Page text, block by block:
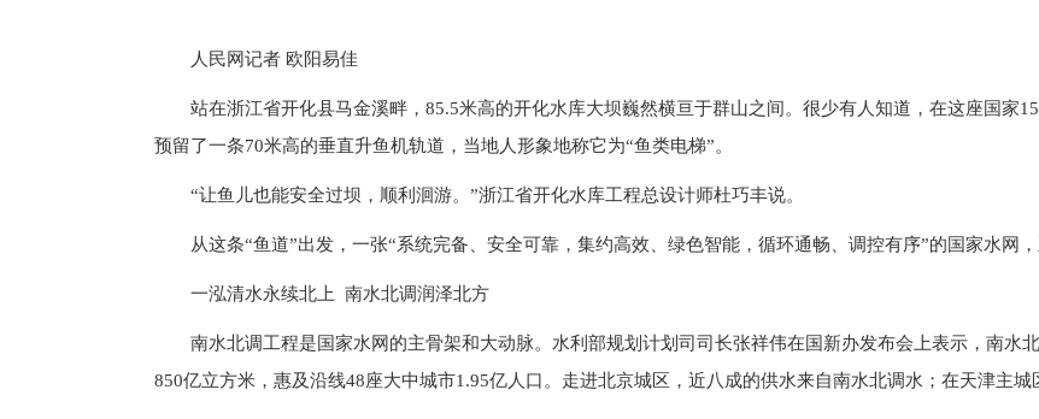
人民网记者 欧阳易佳
站在浙江省开化县马金溪畔，85.5米高的开化水库大坝巍然横亘于群山之间。很少有人知道，在这座国家
预留了一条70米高的垂直升鱼机轨道，当地人形象地称它为“鱼类电梯”。
“让鱼儿也能安全过坝，顺利洄游。”浙江省开化水库工程总设计师杜巧丰说。
从这条“鱼道”出发，一张“系统完备、安全可靠，集约高效、绿色智能，循环通畅、调控有序”的国家水网
一泓清水永续北上 南水北调润泽北方
南水北调工程是国家水网的主骨架和大动脉。水利部规划计划司司长张祥伟在国新办发布会上表示，南水
850亿立方米，惠及沿线48座大中城市1.95亿人口。走进北京城区，近八成的供水来自南水北调水；在天津主城